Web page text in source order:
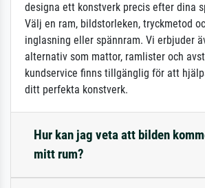
designa ett konstverk precis efter dina
Välj en ram, bildstorleken, tryckmetod
inglasning eller spännram. Vi erbjuder
alternativ som mattor, ramlister och
kundservice finns tillgänglig för att
ditt perfekta konstverk.
Hur kan jag veta att bilden
mitt rum?